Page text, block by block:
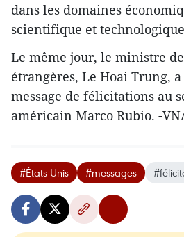
dans les domaines
scientifique et
Le même jour, le ministre
étrangères, Le Hoai Trung, a
message de félicitations au
américain Marco Rubio. -
#États-Unis #messages